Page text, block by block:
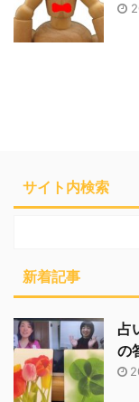
サイト内検索
新着記事
占
の